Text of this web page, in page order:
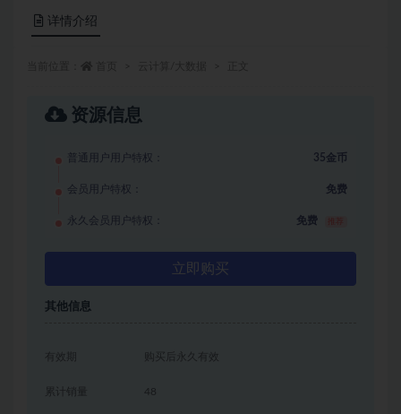
详情介绍
资源信息
普通用户用户特权： 35金币
会员用户特权： 免费
永久会员用户特权： 免费
立即购买
其他信息
有效期 购买后永久有效
累计销量 48